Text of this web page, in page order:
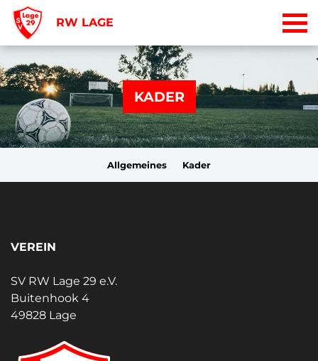
RW LAGE
KADER
Allgemeines Kader
VEREIN
SV RW Lage 29 e.V.
Buitenhook 4
49828 Lage